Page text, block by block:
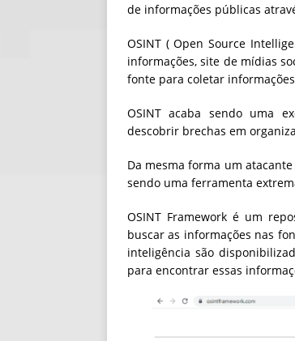
de informações públicas
OSINT ( Open Source
informações, site de mídias
fonte para coletar
OSINT acaba sendo uma
descobrir brechas em
Da mesma forma um
sendo uma ferramenta
OSINT Framework é um
buscar as informações nas
inteligência são
para encontrar essas